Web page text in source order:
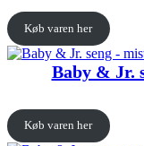
Køb varen her
Baby & Jr.
Køb varen her